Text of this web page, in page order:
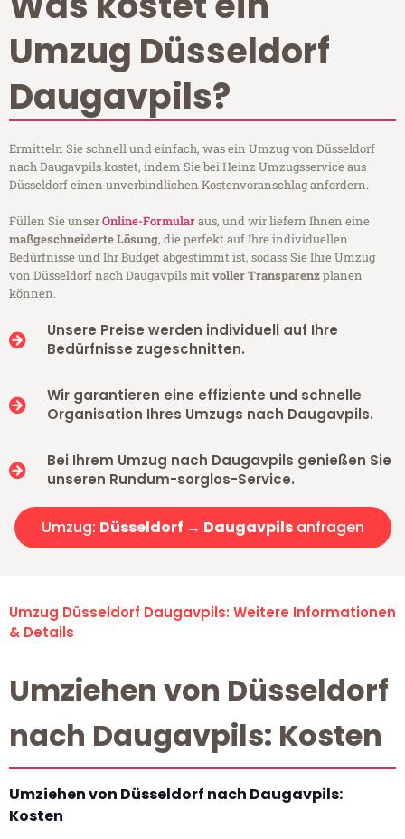
Umzug Düsseldorf
Daugavpils?
Ermitteln Sie schnell und einfach, was ein Umzug von Düsseldorf
nach Daugavpils kostet, indem Sie bei Heinz Umzugsservice aus
Düsseldorf einen unverbindlichen Kostenvoranschlag anfordern.
Füllen Sie unserOnline-Formularaus, und wir liefern Ihnen eine
maßgeschneiderte Lösung, die perfekt auf Ihre individuellen
Bedürfnisse und Ihr Budget abgestimmt ist, sodass Sie Ihre Umzug
von Düsseldorf nach Daugavpils mitvoller Transparenzplanen
können.
Unsere Preise werden individuell auf Ihre
Bedürfnisse zugeschnitten.
Wir garantieren eine effiziente und schnelle
Organisation Ihres Umzugs nach Daugavpils.
Bei Ihrem Umzug nach Daugavpils genießen Sie
unseren Rundum-sorglos-Service.
Umzug: Düsseldorf → Daugavpilsanfragen
Umzug Düsseldorf Daugavpils: Weitere Informationen
& Details
Umziehen von Düsseldorf
nach Daugavpils: Kosten
Umziehen von Düsseldorf nach Daugavpils:
Kosten